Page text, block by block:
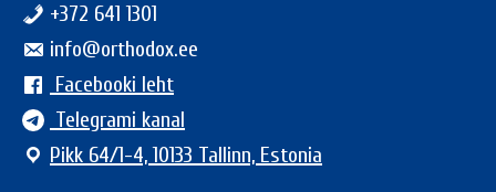
+372 641 1301
info@orthodox.ee
Facebooki leht
Telegrami kanal
Pikk 64/1-4, 10133 Tallinn, Estonia